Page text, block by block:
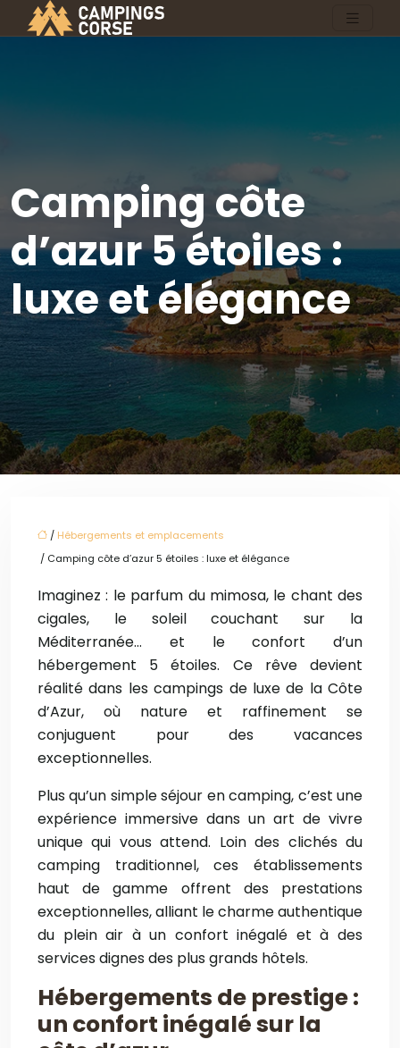
Camping côte
d’azur 5 étoiles :
luxe et élégance
/ Hébergements et emplacements
/ Camping côte d’azur 5 étoiles : luxe et élégance
Imaginez : le parfum du mimosa, le chant des
cigales, le soleil couchant sur la
Méditerranée… et le confort d’un
hébergement 5 étoiles. Ce rêve devient
réalité dans les campings de luxe de la Côte
d’Azur, où nature et raffinement se
conjuguent pour des vacances
exceptionnelles.
Plus qu’un simple séjour en camping, c’est une
expérience immersive dans un art de vivre
unique qui vous attend. Loin des clichés du
camping traditionnel, ces établissements
haut de gamme offrent des prestations
exceptionnelles, alliant le charme authentique
du plein air à un confort inégalé et à des
services dignes des plus grands hôtels.
Hébergements de prestige :
un confort inégalé sur la